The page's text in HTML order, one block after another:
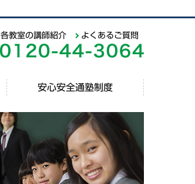
各教室の講師紹介 よくあるご質問
安心安全通塾制度